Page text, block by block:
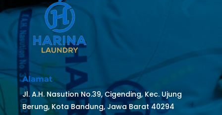
Alamat
Jl. A.H. Nasution No.39, Cigending, Kec. Ujung
Berung, Kota Bandung, Jawa Barat 40294